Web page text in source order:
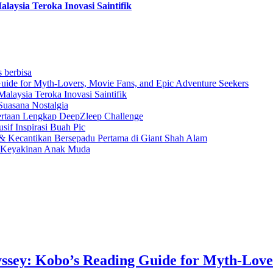
Teroka Inovasi Saintifik
berbisa
for Myth-Lovers, Movie Fans, and Epic Adventure Seekers
Teroka Inovasi Saintifik
Nostalgia
Lengkap DeepZleep Challenge
Inspirasi Buah Pic
Bersepadu Pertama di Giant Shah Alam
Anak Muda
Kobo’s Reading Guide for Myth-